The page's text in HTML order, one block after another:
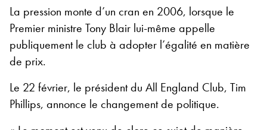
La pression monte d’un cran en 2006, lorsque le
Premier ministre Tony Blair lui-même appelle
publiquement le club à adopter l’égalité en matière
de prix.
Le 22 février, le président du All England Club, Tim
Phillips, annonce le changement de politique.